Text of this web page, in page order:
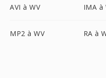
AVI à WV IMA à
MP2 à WV RA à